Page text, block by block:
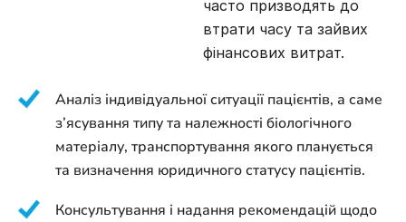
часто призводять до
втрати часу та зайвих
фінансових витрат.
Аналіз індивідуальної ситуації пацієнтів, а саме
з’ясування типу та належності біологічного
матеріалу, транспортування якого планується
та визначення юридичного статусу пацієнтів.
Консультування і надання рекомендацій щодо